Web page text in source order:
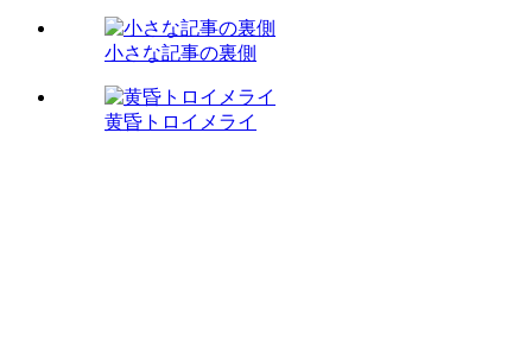
小さな記事の裏側
黄昏トロイメライ